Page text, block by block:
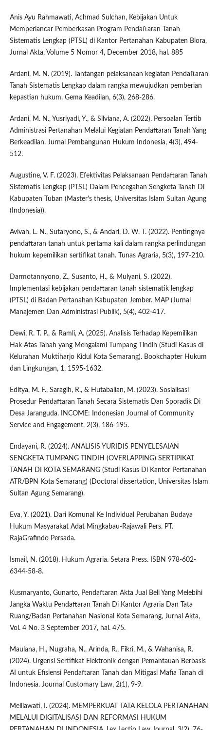
Anis Ayu Rahmawati, Achmad Sulchan, Kebijakan Untuk
Memperlancar Pemberkasan Program Pendaftaran Tanah
Sistematis Lengkap (PTSL) di Kantor Pertanahan Kabupaten Blora,
Jurnal Akta, Volume 5 Nomor 4, December 2018, hal. 885
Ardani, M. N. (2019). Tantangan pelaksanaan kegiatan Pendaftaran
Tanah Sistematis Lengkap dalam rangka mewujudkan pemberian
kepastian hukum. Gema Keadilan, 6(3), 268-286.
Ardani, M. N., Yusriyadi, Y., & Silviana, A. (2022). Persoalan Tertib
Administrasi Pertanahan Melalui Kegiatan Pendaftaran Tanah Yang
Berkeadilan. Jurnal Pembangunan Hukum Indonesia, 4(3), 494-
512.
Augustine, V. F. (2023). Efektivitas Pelaksanaan Pendaftaran Tanah
Sistematis Lengkap (PTSL) Dalam Pencegahan Sengketa Tanah Di
Kabupaten Tuban (Master's thesis, Universitas Islam Sultan Agung
(Indonesia)).
Avivah, L. N., Sutaryono, S., & Andari, D. W. T. (2022). Pentingnya
pendaftaran tanah untuk pertama kali dalam rangka perlindungan
hukum kepemilikan sertifikat tanah. Tunas Agraria, 5(3), 197-210.
Darmotannyono, Z., Susanto, H., & Mulyani, S. (2022).
Implementasi kebijakan pendaftaran tanah sistematik lengkap
(PTSL) di Badan Pertanahan Kabupaten Jember. MAP (Jurnal
Manajemen Dan Administrasi Publik), 5(4), 402-417.
Dewi, R. T. P., & Ramli, A. (2025). Analisis Terhadap Kepemilikan
Hak Atas Tanah yang Mengalami Tumpang Tindih (Studi Kasus di
Kelurahan Muktiharjo Kidul Kota Semarang). Bookchapter Hukum
dan Lingkungan, 1, 1595-1632.
Editya, M. F., Saragih, R., & Hutabalian, M. (2023). Sosialisasi
Prosedur Pendaftaran Tanah Secara Sistematis Dan Sporadik Di
Desa Jaranguda. INCOME: Indonesian Journal of Community
Service and Engagement, 2(3), 186-195.
Endayani, R. (2024). ANALISIS YURIDIS PENYELESAIAN
SENGKETA TUMPANG TINDIH (OVERLAPPING) SERTIPIKAT
TANAH DI KOTA SEMARANG (Studi Kasus Di Kantor Pertanahan
ATR/BPN Kota Semarang) (Doctoral dissertation, Universitas Islam
Sultan Agung Semarang).
Eva, Y. (2021). Dari Komunal Ke Individual Perubahan Budaya
Hukum Masyarakat Adat Mingkabau-Rajawali Pers. PT.
RajaGrafindo Persada.
Ismail, N. (2018). Hukum Agraria. Setara Press. ISBN 978-602-
6344-58-8.
Kusmaryanto, Gunarto, Pendaftaran Akta Jual Beli Yang Melebihi
Jangka Waktu Pendaftaran Tanah Di Kantor Agraria Dan Tata
Ruang/Badan Pertanahan Nasional Kota Semarang, Jurnal Akta,
Vol. 4 No. 3 September 2017, hal. 475.
Maulana, H., Nugraha, N., Arinda, R., Fikri, M., & Wahanisa, R.
(2024). Urgensi Sertifikat Elektronik dengan Pemantauan Berbasis
AI untuk Efisiensi Pendaftaran Tanah dan Mitigasi Mafia Tanah di
Indonesia. Journal Customary Law, 2(1), 9-9.
Meiliawati, I. (2024). MEMPERKUAT TATA KELOLA PERTANAHAN
MELALUI DIGITALISASI DAN REFORMASI HUKUM